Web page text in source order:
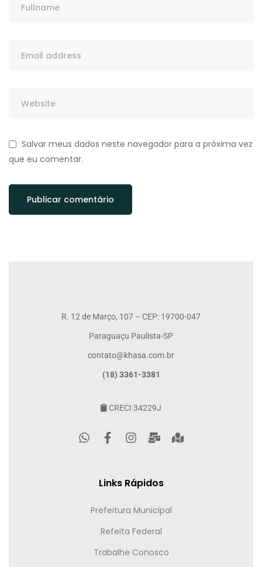
Salvar meus dados neste navegador para a próxima vez
que eu comentar.
R. 12 de Março, 107 – CEP: 19700-047
Paraguaçu Paulista-SP
contato@khasa.com.br
(18) 3361-3381
CRECI 34229J
Links Rápidos
Prefeitura Municipal
Refeita Federal
Trabalhe Conosco